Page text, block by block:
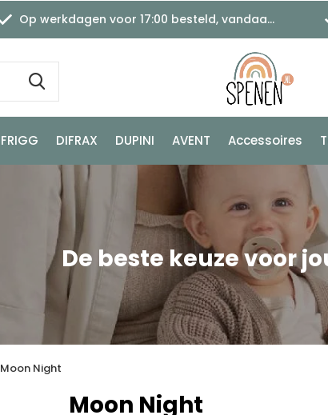
FRIGG DIFRAX DUPINI AVENT Accessoires
Op werkdagen voor 17:00 besteld, vandaag verzonden
De beste keuze voor
Moon Night
Moon Night